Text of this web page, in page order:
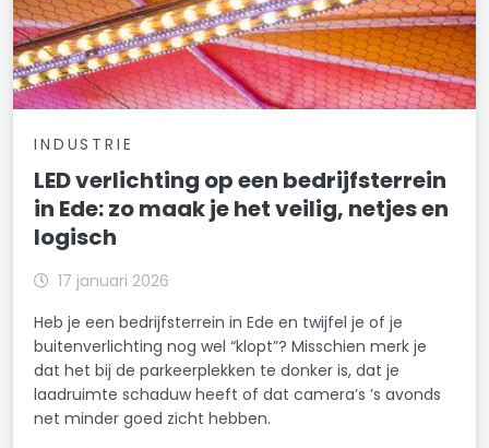
INDUSTRIE
LED verlichting op een bedrijfsterrein
in Ede: zo maak je het veilig, netjes en
logisch
17 januari 2026
Heb je een bedrijfsterrein in Ede en twijfel je of je
buitenverlichting nog wel “klopt”? Misschien merk je
dat het bij de parkeerplekken te donker is, dat je
laadruimte schaduw heeft of dat camera’s ’s avonds
net minder goed zicht hebben.